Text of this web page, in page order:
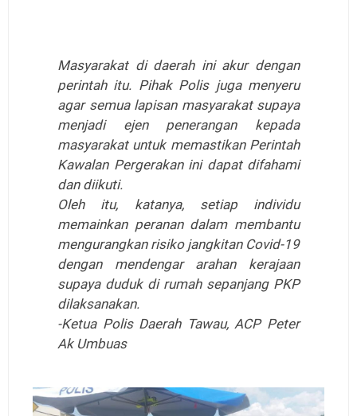
Masyarakat di daerah ini akur dengan
perintah itu. Pihak Polis juga menyeru
agar semua lapisan masyarakat supaya
menjadi ejen penerangan kepada
masyarakat untuk memastikan Perintah
Kawalan Pergerakan ini dapat difahami
dan diikuti.
Oleh itu, katanya, setiap individu
memainkan peranan dalam membantu
mengurangkan risiko jangkitan Covid-19
dengan mendengar arahan kerajaan
supaya duduk di rumah sepanjang PKP
dilaksanakan.
-Ketua Polis Daerah Tawau, ACP Peter
Ak Umbuas